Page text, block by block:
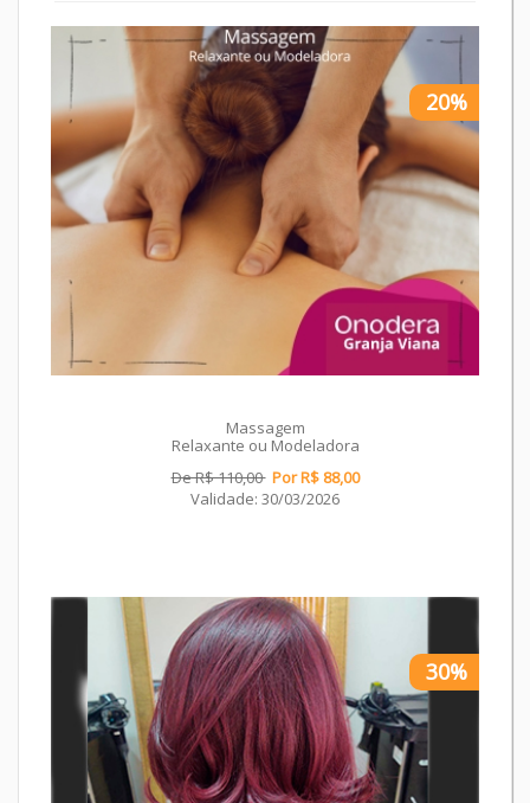
20%
Massagem
Relaxante ou Modeladora
De R$ 110,00 Por R$ 88,00
Validade: 30/03/2026
30%